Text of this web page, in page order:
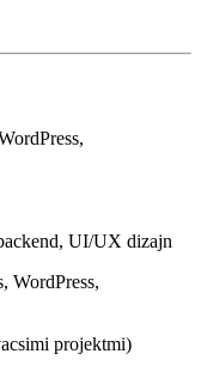
UI/UX dizajn
WordPress,
projektmi)